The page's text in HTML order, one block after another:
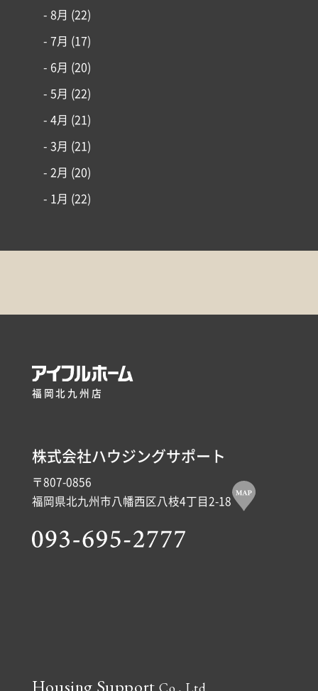
- 8月 (22)
- 7月 (17)
- 6月 (20)
- 5月 (22)
- 4月 (21)
- 3月 (21)
- 2月 (20)
- 1月 (22)
福岡北九州店
株式会社ハウジングサポート
〒807-0856
福岡県北九州市八幡西区八枝4丁目2-18
Housing SupportCo., Ltd.